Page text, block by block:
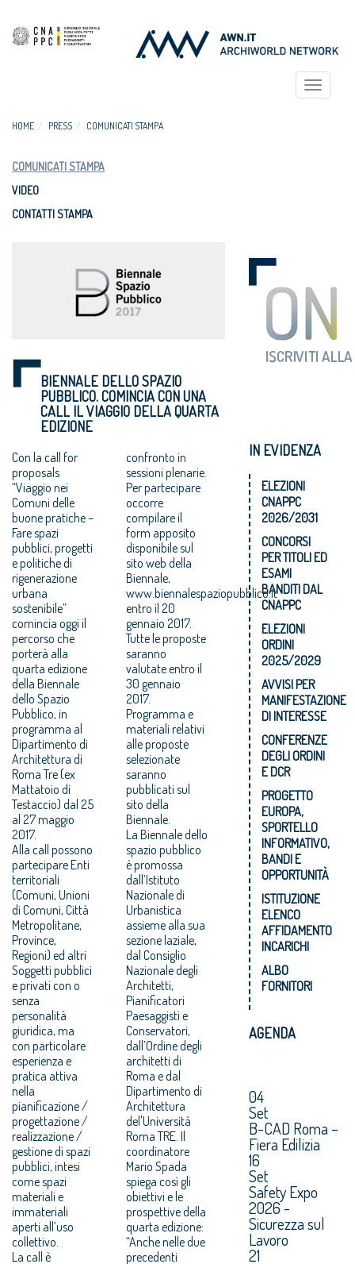
Toggle
HOME PRESS COMUNICATI STAMPA
COMUNICATI STAMPA
VIDEO
CONTATTI STAMPA
BIENNALE DELLO SPAZIO
PUBBLICO. COMINCIA CON UNA
CALL IL VIAGGIO DELLA QUARTA
EDIZIONE
Con la call for
proposals
“Viaggio nei
Comuni delle
buone pratiche –
Fare spazi
pubblici, progetti
e politiche di
rigenerazione
urbana
sostenibile”
comincia oggi il
percorso che
porterà alla
quarta edizione
della Biennale
dello Spazio
Pubblico, in
programma al
Dipartimento di
Architettura di
Roma Tre (ex
Mattatoio di
Testaccio) dal 25
al 27 maggio
2017.
Alla call possono
partecipare Enti
territoriali
(Comuni, Unioni
di Comuni, Città
Metropolitane,
Province,
Regioni) ed altri
Soggetti pubblici
e privati con o
senza
personalità
giuridica, ma
con particolare
esperienza e
pratica attiva
nella
pianificazione /
progettazione /
realizzazione /
gestione di spazi
pubblici, intesi
come spazi
materiali e
immateriali
aperti all’uso
collettivo.
La call è
confronto in
sessioni plenarie.
Per partecipare
occorre
compilare il
form apposito
disponibile sul
sito web della
Biennale,
www.biennalespaziopubblico.it
entro il 20
gennaio 2017.
Tutte le proposte
saranno
valutate entro il
30 gennaio
2017.
Programma e
materiali relativi
alle proposte
selezionate
saranno
pubblicati sul
sito della
Biennale.
La Biennale dello
spazio pubblico
è promossa
dall’Istituto
Nazionale di
Urbanistica
assieme alla sua
sezione laziale,
dal Consiglio
Nazionale degli
Architetti,
Pianificatori
Paesaggisti e
Conservatori,
dall’Ordine degli
architetti di
Roma e dal
Dipartimento di
Architettura
del'Università
Roma TRE. Il
coordinatore
Mario Spada
spiega così gli
obiettivi e le
prospettive della
quarta edizione:
“Anche nelle due
precedenti
IN EVIDENZA
ELEZIONI
CNAPPC
2026/2031
CONCORSI
PER TITOLI ED
ESAMI
BANDITI DAL
CNAPPC
ELEZIONI
ORDINI
2025/2029
AVVISI PER
MANIFESTAZIONE
DI INTERESSE
CONFERENZE
DEGLI ORDINI
E DCR
PROGETTO
EUROPA,
SPORTELLO
INFORMATIVO,
BANDI E
OPPORTUNITÀ
ISTITUZIONE
ELENCO
AFFIDAMENTO
INCARICHI
ALBO
FORNITORI
AGENDA
04
Set
B-CAD Roma –
Fiera Edilizia
16
Set
Safety Expo
2026 -
Sicurezza sul
Lavoro
21